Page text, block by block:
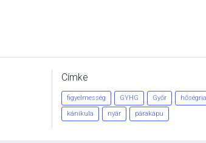
Címke
figyelmesség GYHG Győr
kánikula
nyár párakapu